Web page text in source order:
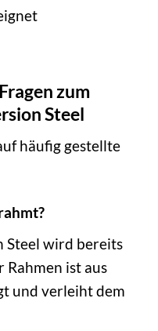
zum
Steel
häufig gestellte
Steel wird bereits
ist aus
und verleiht dem